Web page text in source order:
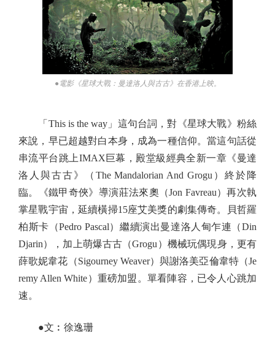
●電影《星球大戰：曼達洛人與古古》在香港上映。
「This is the way」這句台詞，對《星球大戰》粉絲
來說，早已超越對白本身，成為一種信仰。當這句話從
串流平台跳上IMAX巨幕，殿堂級經典全新一章《曼達
洛人與古古》（The Mandalorian And Grogu）終於降
臨。《鐵甲奇俠》導演莊法來奧（Jon Favreau）再次執
掌星戰宇宙，延續橫掃15座艾美獎的劇集傳奇。貝哲羅
柏斯卡（Pedro Pascal）繼續演出曼達洛人甸乍連（Din
Djarin），加上萌爆古古（Grogu）機械玩偶現身，更有
薛歌妮韋花（Sigourney Weaver）與謝洛美亞倫韋特（Je
remy Allen White）重磅加盟。單看陣容，已令人心跳加
速。
●文︰徐逸珊